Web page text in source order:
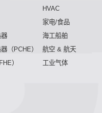
（PCHE）
）
HVAC
家电/食品
海工船舶
航空 & 航天
工业气体